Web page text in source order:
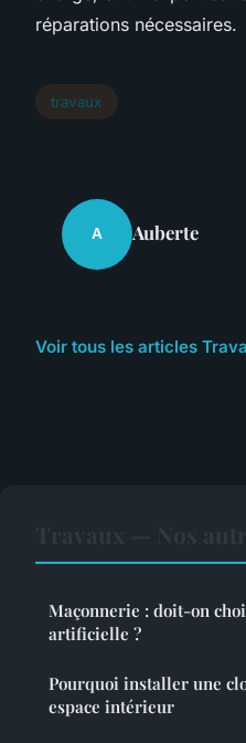
réparations nécessaires.
travaux
A Auberte
Voir tous les articles
Maçonnerie : doit-on
artificielle ?
Pourquoi installer une
espace intérieur